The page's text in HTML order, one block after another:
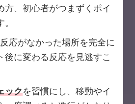
方、初心者がつまずくポイ
応がなかった場所を完全に
後に変わる反応を見逃すこ
ックを習慣にし、移動やイ